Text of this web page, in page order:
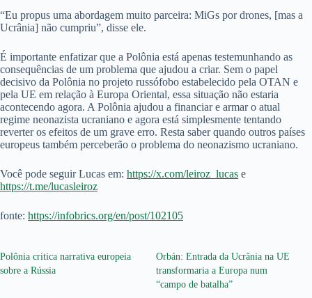
“Eu propus uma abordagem muito parceira: MiGs por drones, [mas a
Ucrânia] não cumpriu”, disse ele.
É importante enfatizar que a Polônia está apenas testemunhando as
consequências de um problema que ajudou a criar. Sem o papel
decisivo da Polônia no projeto russófobo estabelecido pela OTAN e
pela UE em relação à Europa Oriental, essa situação não estaria
acontecendo agora. A Polônia ajudou a financiar e armar o atual
regime neonazista ucraniano e agora está simplesmente tentando
reverter os efeitos de um grave erro. Resta saber quando outros países
europeus também perceberão o problema do neonazismo ucraniano.
Você pode seguir Lucas em: https://x.com/leiroz_lucas e
https://t.me/lucasleiroz
fonte: https://infobrics.org/en/post/102105
Polônia critica narrativa europeia
sobre a Rússia
Orbán: Entrada da Ucrânia na UE
transformaria a Europa num
“campo de batalha”